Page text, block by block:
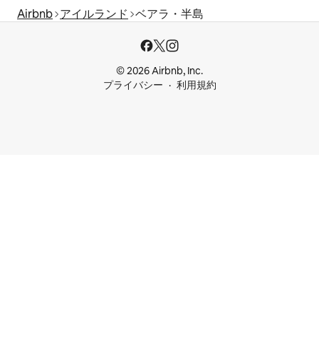
Airbnb アイルランド ベアラ・半島
© 2026 Airbnb, Inc.
プライバシー
利用規約